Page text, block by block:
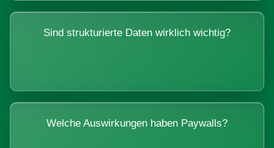
Sind strukturierte Daten wirklich wichtig?
Welche Auswirkungen haben Paywalls?